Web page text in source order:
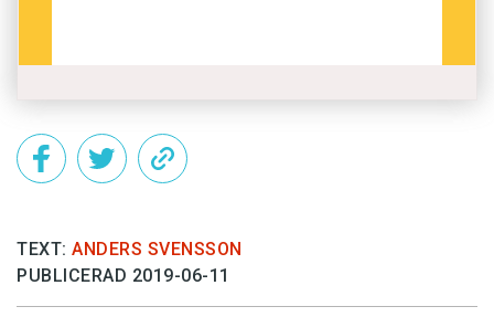
TEXT: ANDERS SVENSSON
PUBLICERAD 2019-06-11